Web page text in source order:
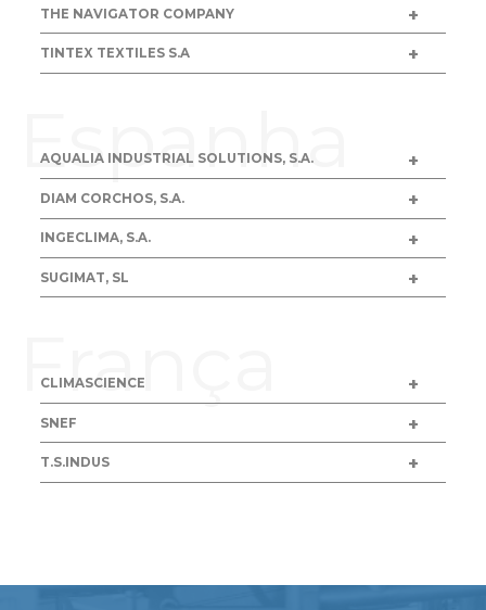
THE NAVIGATOR COMPANY
TINTEX TEXTILES S.A
Espanha
AQUALIA INDUSTRIAL SOLUTIONS, S.A.
DIAM CORCHOS, S.A.
INGECLIMA, S.A.
SUGIMAT, SL
França
CLIMASCIENCE
SNEF
T.S.INDUS